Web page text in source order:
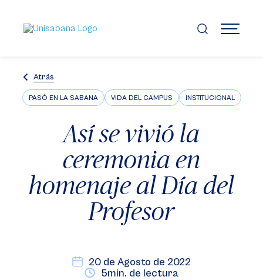
contenido
principal
MENÚ
Atrás
PASÓ EN LA SABANA VIDA DEL CAMPUS INSTITUCIONAL
Así se vivió la
ceremonia en
homenaje al Día del
Profesor
20 de Agosto de 2022
5min. de lectura